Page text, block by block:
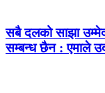
सबै दलको साझा
सम्बन्ध छैन : एमाले